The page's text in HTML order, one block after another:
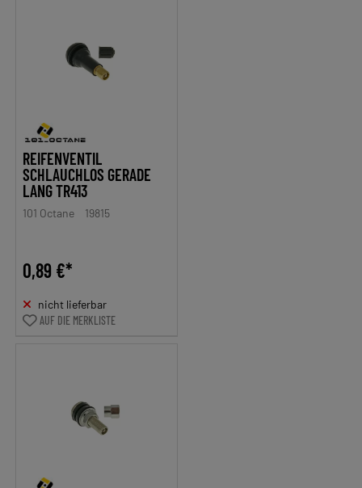
REIFENVENTIL
SCHLAUCHLOS GERADE
LANG TR413
101 Octane 19815
0,89 €*
nicht lieferbar
AUF DIE MERKLISTE